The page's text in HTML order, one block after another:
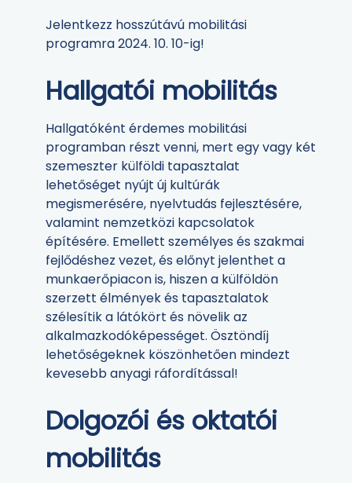
Jelentkezz hosszútávú mobilitási
programra 2024. 10. 10-ig!
Hallgatói mobilitás
Hallgatóként érdemes mobilitási
programban részt venni, mert egy vagy két
szemeszter külföldi tapasztalat
lehetőséget nyújt új kultúrák
megismerésére, nyelvtudás fejlesztésére,
valamint nemzetközi kapcsolatok
építésére. Emellett személyes és szakmai
fejlődéshez vezet, és előnyt jelenthet a
munkaerőpiacon is, hiszen a külföldön
szerzett élmények és tapasztalatok
szélesítik a látókört és növelik az
alkalmazkodóképességet. Ösztöndíj
lehetőségeknek köszönhetően mindezt
kevesebb anyagi ráfordítással!
Dolgozói és oktatói
mobilitás